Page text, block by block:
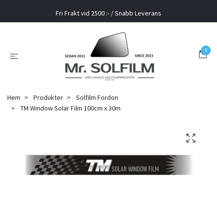
Fri Frakt vid 2500 :- / Snabb Leverans
0
Hem Produkter
Solfilm Fordon
TM Window Solar Film 100cm x 30m